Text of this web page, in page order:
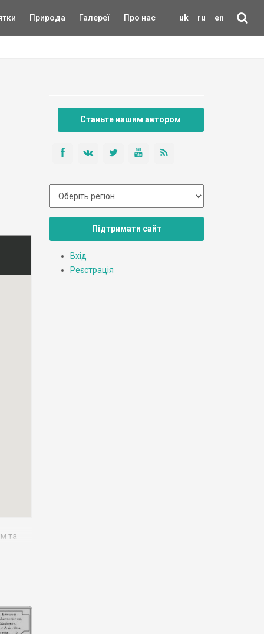
uk ru en
Природа Галереї Про нас
та
Станьте нашим автором
Підтримати сайт
Вхід
Реєстрація